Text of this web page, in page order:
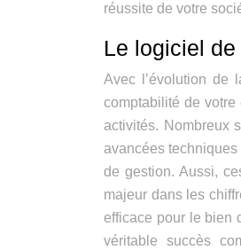
réussite de votre
Le logiciel
Avec l’évolution de
comptabilité de votre
activités. Nombreux
avancées
de gestion. Aussi,
majeur dans les
efficace pour le bien
véritable succès